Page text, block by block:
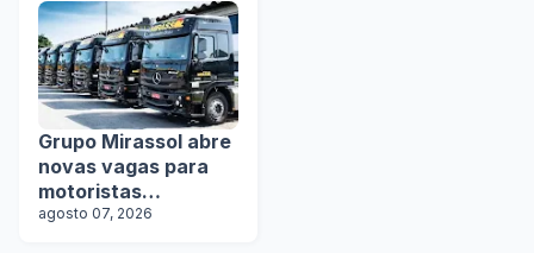
Grupo Mirassol abre
novas vagas para
motoristas
categoria D e E
agosto 07, 2026